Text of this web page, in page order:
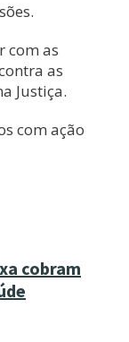
com as
as
Justiça.
com ação
cobram